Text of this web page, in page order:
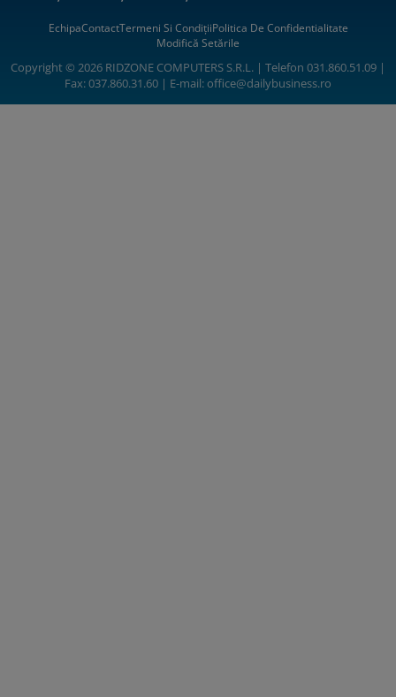
EchipaContactTermeni Si CondițiiPolitica De Confidentialitate
Modifică Setările
Copyright © 2026 RIDZONE COMPUTERS S.R.L. | Telefon 031.860.51.09 |
Fax: 037.860.31.60 | E-mail:office@dailybusiness.ro